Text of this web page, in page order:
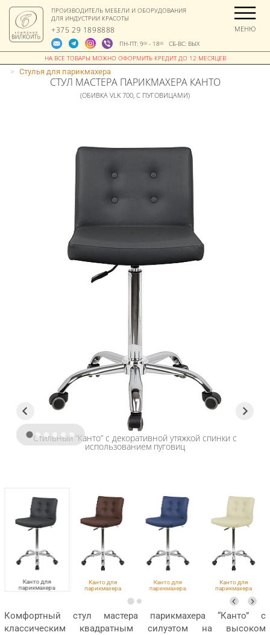
ПРОИЗВОДИТЕЛЬ МЕБЕЛИ И ОБОРУДОВАНИЯ
ДЛЯ ИНДУСТРИИ КРАСОТЫ
+375 29 1898888
ПН-ПТ: 900- 1800СБ-ВС: ВЫХ
МЕНЮ
> Стулья для парикмахера
СТУЛ МАСТЕРА ПАРИКМАХЕРА КАНТО
(ОБИВКА VLK 700, С ПУГОВИЦАМИ)
Канто для
парикмахера
Канто для
парикмахера
Канто для
парикмахера
Канто для
парикмахера
Стильный “Канто” с декоративной утяжкой спинки с
использованием пуговиц
Комфортный стул мастера парикмахера “Канто” с
классическим квадратным силуэтом на высоком